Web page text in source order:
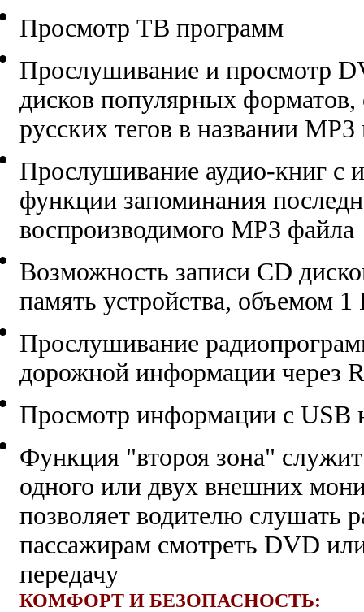
Просмотр ТВ программ
Прослушивание и просмотр
дисков популярных
русских тегов в названии MP3
Прослушивание аудио-книг с
функции запоминания
воспроизводимого MP3 файла
Возможность записи CD
память устройства, объемом 1
Прослушивание
дорожной информации через
Просмотр информации с USB
Функция "второя зона"
одного или двух внешних
позволяет водителю слушать
пассажирам смотреть DVD
передачу
КОМФОРТ И БЕЗОПАСНОСТЬ: